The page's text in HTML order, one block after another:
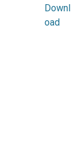
Downl
oad